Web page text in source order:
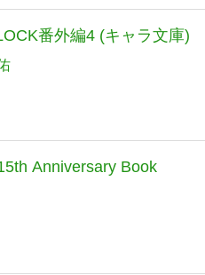
番外編4 (キャラ文庫)
Anniversary Book